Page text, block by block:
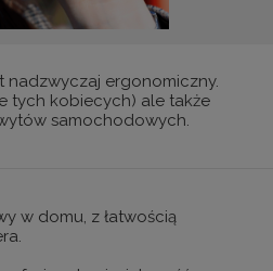
nadzwyczaj ergonomiczny.
tych kobiecych) ale także
samochodowych.
w domu, z łatwością